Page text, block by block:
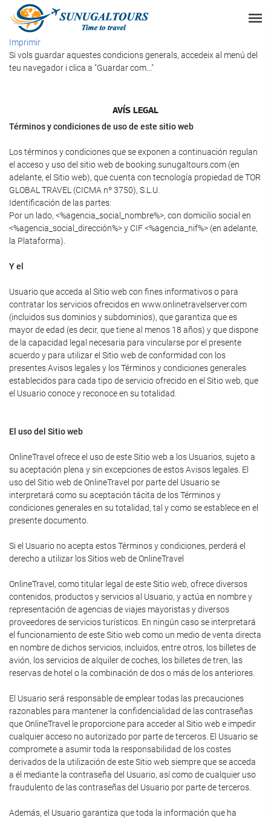
Imprimir
Si vols guardar aquestes condicions generals, accedeix al menú del
teu navegador i clica a "Guardar com..."
AVÍS LEGAL
Términos y condiciones de uso de este sitio web
Los términos y condiciones que se exponen a continuación regulan
el acceso y uso del sitio web de booking.sunugaltours.com (en
adelante, el Sitio web), que cuenta con tecnología propiedad de TOR
GLOBAL TRAVEL (CICMA nº 3750), S.L.U.
Identificación de las partes:
Por un lado, <%agencia_social_nombre%>, con domicilio social en
<%agencia_social_dirección%> y CIF <%agencia_nif%> (en adelante,
la Plataforma).
Y el
Usuario que acceda al Sitio web con fines informativos o para
contratar los servicios ofrecidos en www.onlinetravelserver.com
(incluidos sus dominios y subdominios), que garantiza que es
mayor de edad (es decir, que tiene al menos 18 años) y que dispone
de la capacidad legal necesaria para vincularse por el presente
acuerdo y para utilizar el Sitio web de conformidad con los
presentes Avisos legales y los Términos y condiciones generales
establecidos para cada tipo de servicio ofrecido en el Sitio web, que
el Usuario conoce y reconoce en su totalidad.
El uso del Sitio web
OnlineTravel ofrece el uso de este Sitio web a los Usuarios, sujeto a
su aceptación plena y sin excepciones de estos Avisos legales. El
uso del Sitio web de OnlineTravel por parte del Usuario se
interpretará como su aceptación tácita de los Términos y
condiciones generales en su totalidad, tal y como se establece en el
presente documento.
Si el Usuario no acepta estos Términos y condiciones, perderá el
derecho a utilizar los Sitios web de OnlineTravel
OnlineTravel, como titular legal de este Sitio web, ofrece diversos
contenidos, productos y servicios al Usuario, y actúa en nombre y
representación de agencias de viajes mayoristas y diversos
proveedores de servicios turísticos. En ningún caso se interpretará
el funcionamiento de este Sitio web como un medio de venta directa
en nombre de dichos servicios, incluidos, entre otros, los billetes de
avión, los servicios de alquiler de coches, los billetes de tren, las
reservas de hotel o la combinación de dos o más de los anteriores.
El Usuario será responsable de emplear todas las precauciones
razonables para mantener la confidencialidad de las contraseñas
que OnlineTravel le proporcione para acceder al Sitio web e impedir
cualquier acceso no autorizado por parte de terceros. El Usuario se
compromete a asumir toda la responsabilidad de los costes
derivados de la utilización de este Sitio web siempre que se acceda
a él mediante la contraseña del Usuario, así como de cualquier uso
fraudulento de las contraseñas del Usuario por parte de terceros.
Además, el Usuario garantiza que toda la información que ha